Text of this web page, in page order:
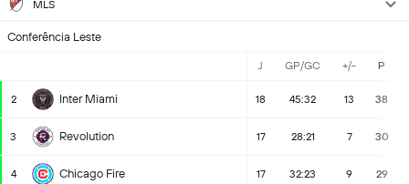
MLS
Conferência Leste
J GP/GC +/- P
2 Inter Miami 18 45:32 13 38
3 Revolution 17 28:21 7 30
4 Chicago Fire 17 32:23 9 29